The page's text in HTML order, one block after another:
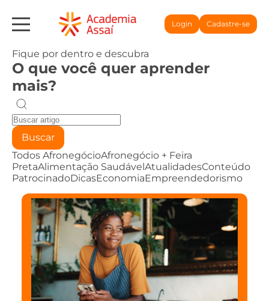
Login Cadastre-se
Fique por dentro e descubra
O que você quer aprender
mais?
Buscar
Todos AfronegócioAfronegócio + Feira
PretaAlimentação SaudávelAtualidadesConteúdo
PatrocinadoDicasEconomiaEmpreendedorismo